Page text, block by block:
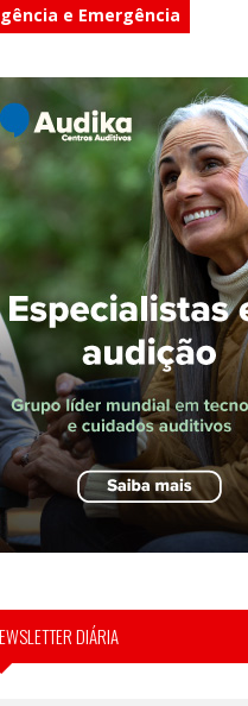
e Emergência
DIÁRIA